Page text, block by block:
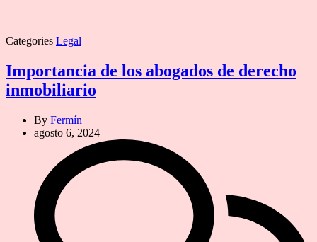
Categories Legal
Importancia de los abogados de derecho
inmobiliario
By Fermín
agosto 6, 2024